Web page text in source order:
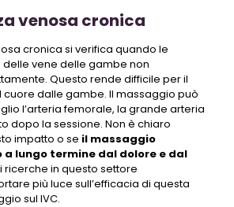
venosa cronica
cronica si verifica quando le
vene delle gambe non
Questo rende difficile per il
dalle gambe. Il massaggio può
l’arteria femorale, la grande arteria
dopo la sessione. Non è chiaro
impatto o se il massaggio
a lungo termine dal dolore e dal
ricerche in questo settore
più luce sull’efficacia di questa
sul IVC.